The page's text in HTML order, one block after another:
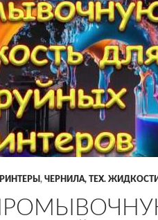
, ЧЕРНИЛА, ТЕХ. ЖИДКОСТИ